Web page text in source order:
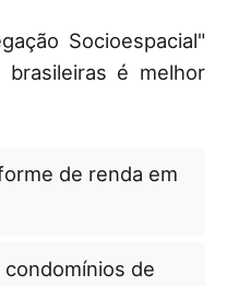
Socioespacial"
brasileiras é melhor
de renda em
de